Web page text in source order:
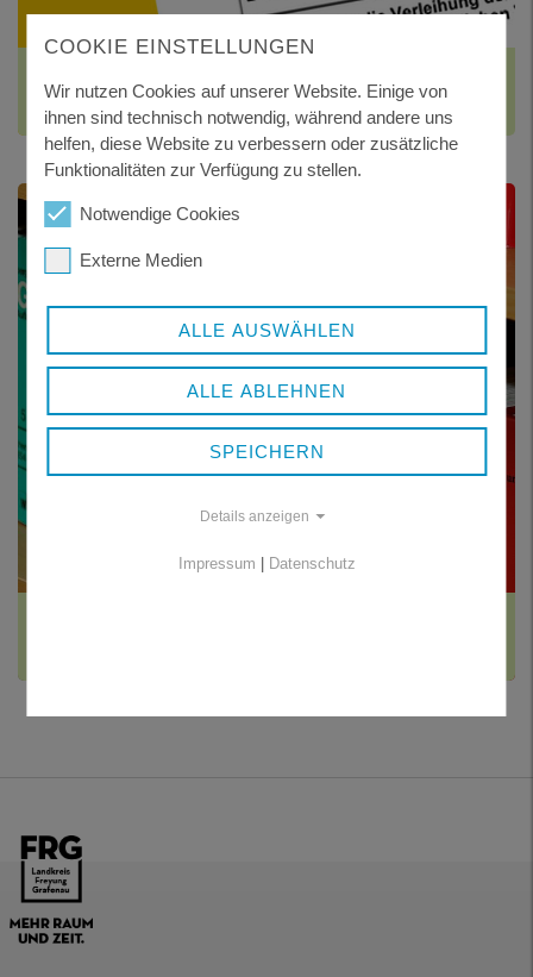
Verleihung der deutschen Staatsangehörigkeit an Ausländer
COOKIE EINSTELLUNGEN
Wir nutzen Cookies auf unserer Website. Einige von
ihnen sind technisch notwendig, während andere uns
helfen, diese Website zu verbessern oder zusätzliche
Funktionalitäten zur Verfügung zu stellen.
Notwendige Cookies
Externe Medien
ALLE AUSWÄHLEN
ALLE ABLEHNEN
SPEICHERN
Details anzeigen
Impressum Datenschutz